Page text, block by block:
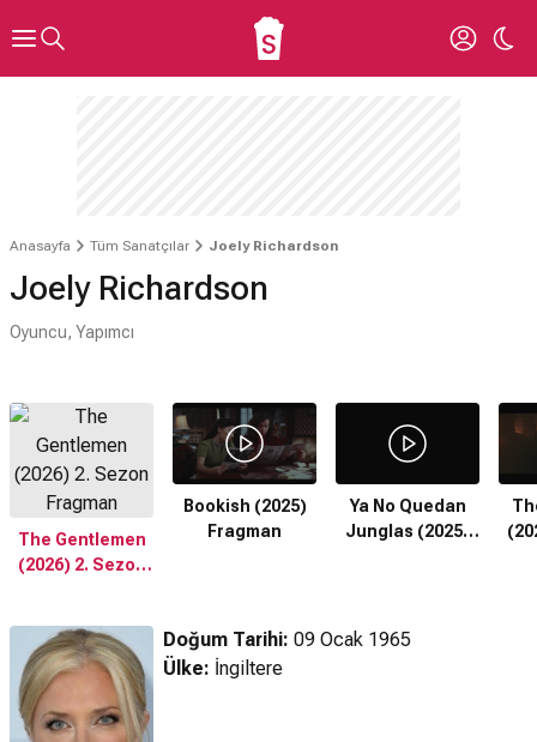
Anasayfa Tüm Sanatçılar Joely Richardson
Joely Richardson
Oyuncu, Yapımcı
Invalid video: 20002287
Hata Kodu: 401
The Gentlemen
(2026) 2. Sezon
Bookish (2025)
Fragman
Ya No Quedan
Junglas (2025)
Doğum Tarihi: 09 Ocak 1965
Ülke: İngiltere